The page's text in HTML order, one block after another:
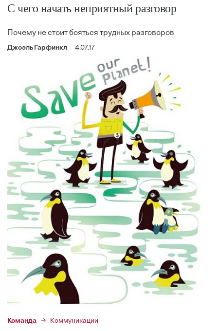
С чего начать неприятный разговор
Почему не стоит бояться трудных разговоров
Джоэль Гарфинкл 4.07.17
Команда Коммуникации